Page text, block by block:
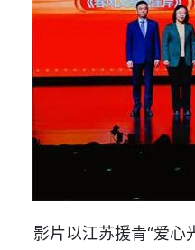
影片以江苏援青“爱心光